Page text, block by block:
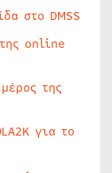
στο DMSS
online
της
για το